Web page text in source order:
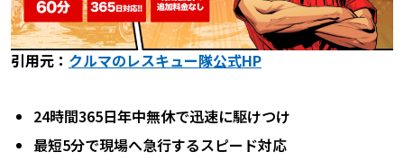
引用元： クルマのレスキュー隊公式HP
24時間365日年中無休で迅速に駆けつけ
最短5分で現場へ急行するスピード対応